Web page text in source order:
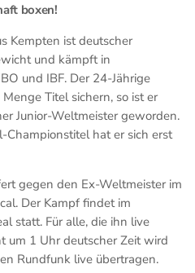
boxen!
Kempten ist deutscher
und kämpft in
und IBF. Der 24-Jährige
Titel sichern, so ist er
Junior-Weltmeister geworden.
hat er sich erst
gegen den Ex-Weltmeister im
Der Kampf findet im
statt. Für alle, die ihn live
um 1 Uhr deutscher Zeit wird
Rundfunk live übertragen.